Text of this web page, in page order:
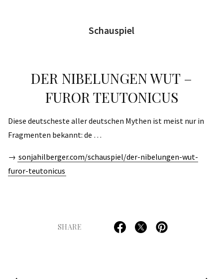
Schauspiel
DER NIBELUNGEN WUT –
FUROR TEUTONICUS
Diese deutscheste aller deutschen Mythen ist meist nur in
Fragmenten bekannt: de …
→ sonjahilberger.com/schauspiel/der-nibelungen-wut-
furor-teutonicus
SHARE